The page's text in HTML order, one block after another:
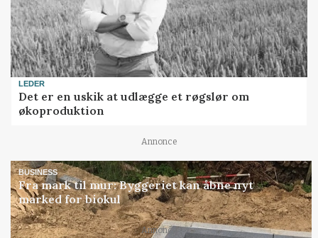
LEDER
Det er en uskik at udlægge et røgslør om
økoproduktion
Annonce
BUSINESS
Fra mark til mur: Byggeriet kan åbne nyt
marked for biokul
Annonce